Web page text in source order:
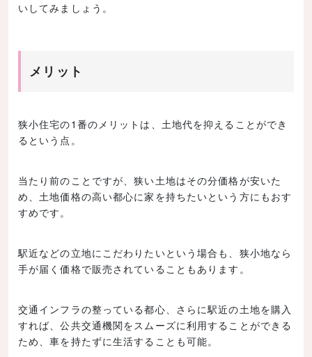
いしてみましょう。
メリット
狭小住宅の1番のメリットは、土地代を抑えることができ
るという点。
当たり前のことですが、狭い土地はその分価格が安いた
め、土地価格の高い都心に家を持ちたいという方にもおす
すめです。
駅近などの立地にこだわりたいという場合も、狭小地なら
手が届く価格で販売されていることもあります。
交通インフラの整っている都心、さらに駅近の土地を購入
すれば、公共交通機関をスムーズに利用することができる
ため、車を持たずに生活することも可能。